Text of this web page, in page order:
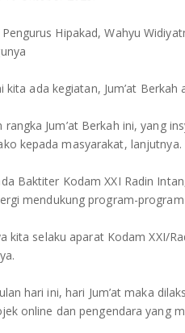
Hipakad, Wahyu
kita ada kegiatan, Jum’at
rangka Jum’at Berkah ini, yang
kepada masyarakat, lanjutnya.
Baktiter Kodam XXI Radin
mendukung program-
kita selaku aparat Kodam XXI/
hari ini, hari Jum’at maka
online dan pengendara yang